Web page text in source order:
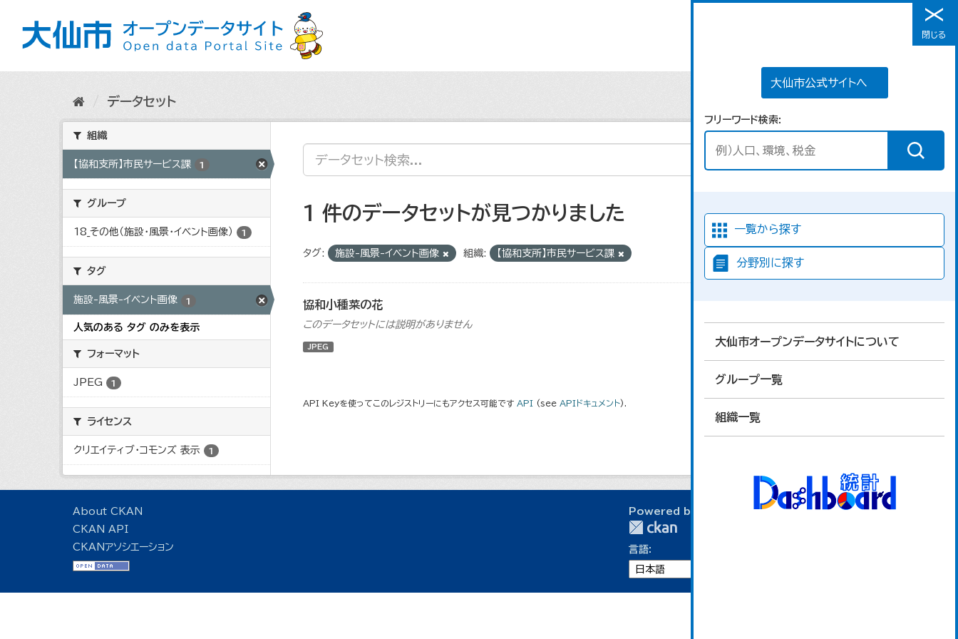
メニュー
大仙市公式サイトへ
フリーワード検索
一覧から探す
分野別に探す
大仙市オープンデータサイトについて
グループ一覧
組織一覧
閉じる
データセット
組織
【協和支所】市民サービス課 1
グループ
18_その他（施設・風景・イベント画像） 1
タグ
施設-風景-イベント画像 1
人気のある タグ のみを表示
フォーマット
JPEG 1
ライセンス
クリエイティブ・コモンズ 表示 1
1 件のデータセットが見つかりました
タグ: 施設-風景-イベント画像 組織: 【協和支所】市民サービス課
協和小種菜の花
このデータセットには説明がありません
JPEG
API Keyを使ってこのレジストリーにもアクセス可能です API (see APIドキュメント).
About CKAN
CKAN API
CKANアソシエーション
Powered by
言語